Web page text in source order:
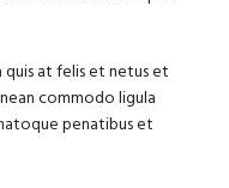
quis at felis et netus et
commodo ligula
penatibus et